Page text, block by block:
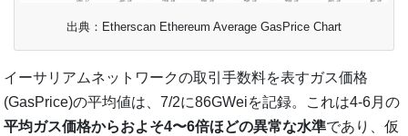
出典：Etherscan Ethereum Average GasPrice Chart
イーサリアムネットワークの取引手数料を表すガス価格
(GasPrice)の平均値は、7/2に86GWeiを記録。これは4-6月の
平均ガス価格からおよそ4〜6倍ほどの異常な水準であり、仮